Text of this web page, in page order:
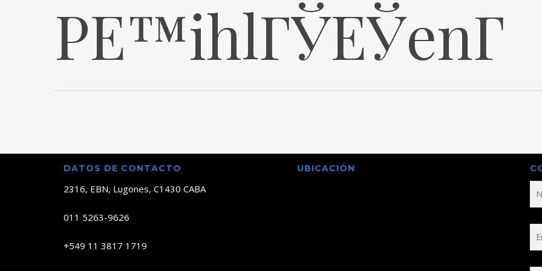
PЕ™ihlГЎЕЎenГ­
DATOS DE CONTACTO
2316, EBN, Lugones, C1430 CABA
011 5263-9626
+549 11 3817 1719
UBICACIÓN